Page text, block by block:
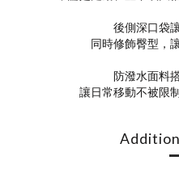
後側深口袋
同時修飾臀型，
防潑水面料
讓日常移動不被限